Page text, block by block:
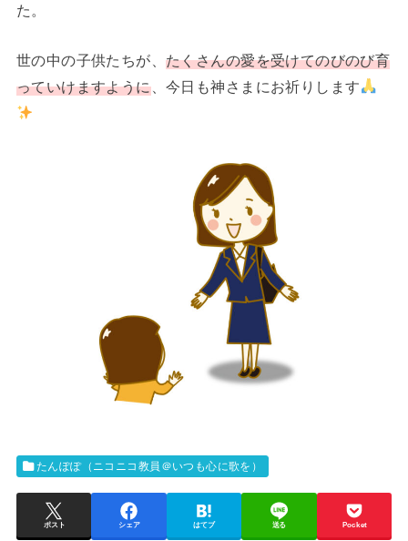
た。
世の中の子供たちが、たくさんの愛を受けてのびのび育
っていけますように、今日も神さまにお祈りします
たんぽぽ（ニコニコ教員＠いつも心に歌を）
ポスト シェア はてブ 送る Pocket